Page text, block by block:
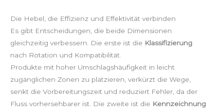
Die Hebel, die Effizienz und Effektivität verbinden
Es gibt Entscheidungen, die beide Dimensionen
gleichzeitig verbessern. Die erste ist die Klassifizierung
nach Rotation und Kompatibilität.
Produkte mit hoher Umschlagshäufigkeit in leicht
zugänglichen Zonen zu platzieren, verkürzt die Wege,
senkt die Vorbereitungszeit und reduziert Fehler, da der
Fluss vorhersehbarer ist. Die zweite ist die Kennzeichnung